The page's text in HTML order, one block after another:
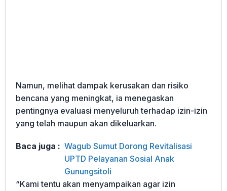
Namun, melihat dampak kerusakan dan risiko
bencana yang meningkat, ia menegaskan
pentingnya evaluasi menyeluruh terhadap izin-izin
yang telah maupun akan dikeluarkan.
Baca juga : Wagub Sumut Dorong Revitalisasi
UPTD Pelayanan Sosial Anak
Gunungsitoli
“Kami tentu akan menyampaikan agar izin